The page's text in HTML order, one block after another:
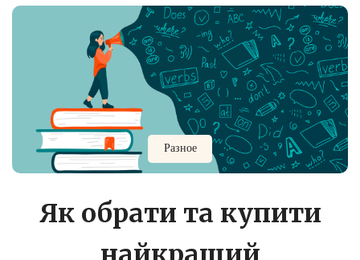
Разное
Як обрати та купити